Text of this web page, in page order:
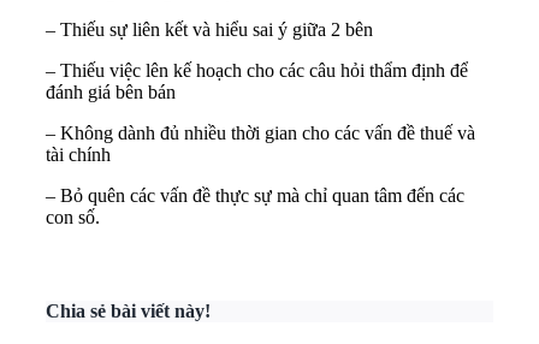
– Thiếu sự liên kết và hiểu sai ý giữa 2 bên
– Thiếu việc lên kế hoạch cho các câu hỏi thẩm định để
đánh giá bên bán
– Không dành đủ nhiều thời gian cho các vấn đề thuế và
tài chính
– Bỏ quên các vấn đề thực sự mà chỉ quan tâm đến các
con số.
Chia sẻ bài viết này!